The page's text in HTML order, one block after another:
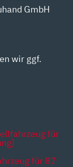
GmbH
wir ggf.
für
für 87